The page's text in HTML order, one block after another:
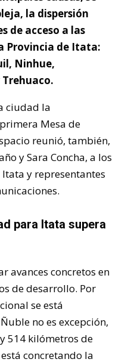
la dispersión
de acceso a las
Provincia de Itata:
Ninhue,
ciudad la
Mesa de
reunió, también,
y Sara Concha, a los
y representantes
para Itata supera
avances concretos en
de desarrollo. Por
se está
no es excepción,
514 kilómetros de
concretando la